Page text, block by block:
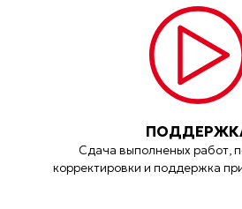
Сдача выполненых работ,
корректировки и поддержка